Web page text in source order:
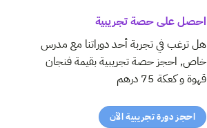
احصل على حصة تجريبية
هل ترغب في تجربة أحد دوراتنا مع مدرس
خاص, احجز حصة تجريبية بقيمة فنجان
قهوة و كعكة 75 درهم
احجز دورة تجريبية الآن